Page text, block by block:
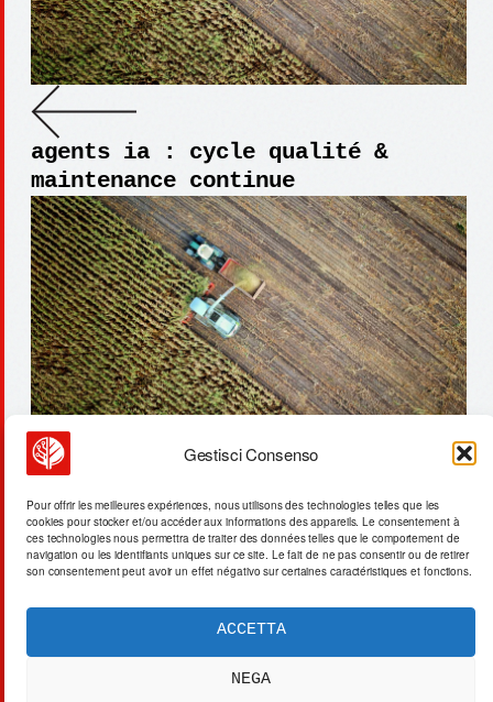
Gestisci Consenso
Pour offrir les meilleures expériences, nous utilisons des technologies telles que les
cookies pour stocker et/ou accéder aux informations des appareils. Le consentement à
ces technologies nous permettra de traiter des données telles que le comportement de
navigation ou les identifiants uniques sur ce site. Le fait de ne pas consentir ou de retirer
son consentement peut avoir un effet négativo sur certaines caractéristiques et fonctions.
ACCETTA
NEGA
agents ia : cycle qualité &
maintenance continue
terrablaster + john deere :
contrôle engrais – précision 43%